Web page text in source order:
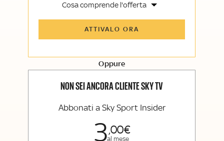
Cosa comprende l'offerta
Sky TG24 Insider
Sport e Sky TG24
La newsletter esclusiva di Sky Sport
ATTIVALO ORA
Oppure
NON SEI ANCORA CLIENTE SKY TV
Abbonati a Sky Sport Insider
300
al mese